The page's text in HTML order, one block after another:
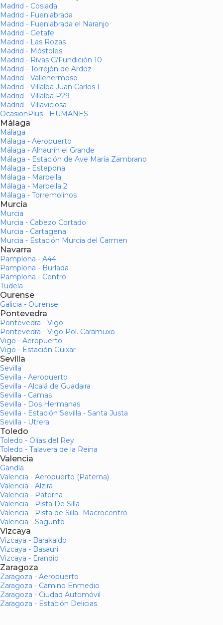
Madrid - Coslada
Madrid - Fuenlabrada
Madrid - Fuenlabrada el Naranjo
Madrid - Getafe
Madrid - Las Rozas
Madrid - Móstoles
Madrid - Rivas C/Fundición 10
Madrid - Torrejón de Ardoz
Madrid - Vallehermoso
Madrid - Villalba Juan Carlos I
Madrid - Villalba P29
Madrid - Villaviciosa
OcasionPlus - HUMANES
Málaga
Málaga
Málaga - Aeropuerto
Málaga - Alhaurín el Grande
Málaga - Estación de Ave María Zambrano
Málaga - Estepona
Málaga - Marbella
Málaga - Marbella 2
Málaga - Torremolinos
Murcia
Murcia
Murcia - Cabezo Cortado
Murcia - Cartagena
Murcia - Estación Murcia del Carmen
Navarra
Pamplona - A44
Pamplona - Burlada
Pamplona - Centro
Tudela
Ourense
Galicia - Ourense
Pontevedra
Pontevedra - Vigo
Pontevedra - Vigo Pol. Caramuxo
Vigo - Aeropuerto
Vigo - Estación Guixar
Sevilla
Sevilla
Sevilla - Aeropuerto
Sevilla - Alcalá de Guadaira
Sevilla - Camas
Sevilla - Dos Hermanas
Sevilla - Estación Sevilla - Santa Justa
Sevilla - Utrera
Toledo
Toledo - Olías del Rey
Toledo - Talavera de la Reina
Valencia
Gandía
Valencia - Aeropuerto (Paterna)
Valencia - Alzira
Valencia - Paterna
Valencia - Pista De Silla
Valencia - Pista de Silla -Macrocentro
Valencia - Sagunto
Vizcaya
Vizcaya - Barakaldo
Vizcaya - Basauri
Vizcaya - Erandio
Zaragoza
Zaragoza - Aeropuerto
Zaragoza - Camino Enmedio
Zaragoza - Ciudad Automóvil
Zaragoza - Estación Delicias